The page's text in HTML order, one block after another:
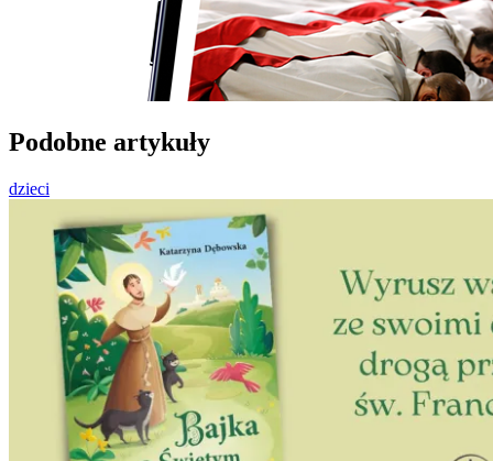
Podobne artykuły
dzieci